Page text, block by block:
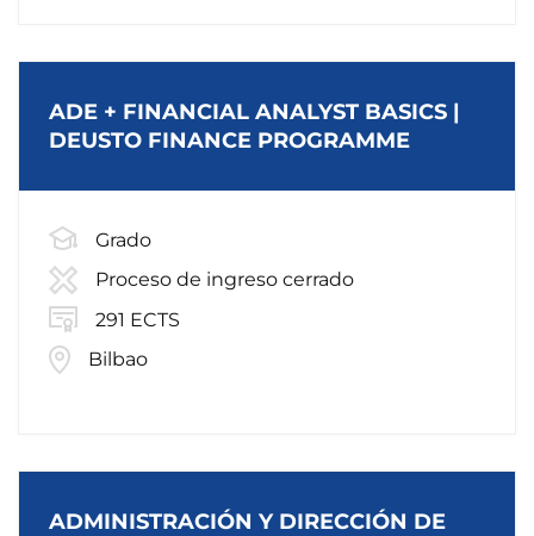
ADE + FINANCIAL ANALYST BASICS |
DEUSTO FINANCE PROGRAMME
Grado
Proceso de ingreso cerrado
291 ECTS
Bilbao
ADMINISTRACIÓN Y DIRECCIÓN DE